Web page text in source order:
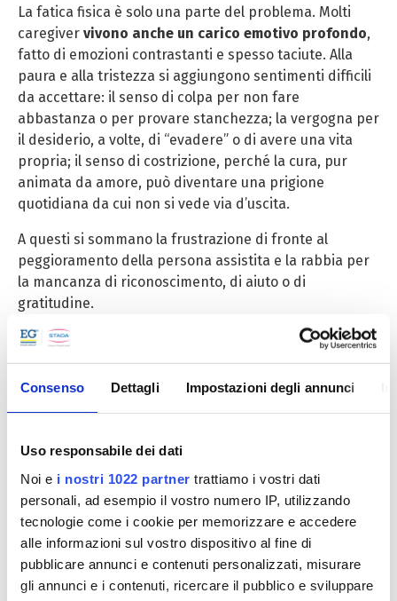
Consenso Dettagli Impostazioni degli annunci
Uso responsabile dei dati
Noi e i nostri 1022 partner trattiamo i vostri dati
personali, ad esempio il vostro numero IP, utilizzando
tecnologie come i cookie per memorizzare e accedere
alle informazioni sul vostro dispositivo al fine di
pubblicare annunci e contenuti personalizzati, misurare
gli annunci e i contenuti, ricercare il pubblico e sviluppare
La fatica fisica è solo una parte del problema. Molti
caregiver vivono anche un carico emotivo profondo,
fatto di emozioni contrastanti e spesso taciute. Alla
paura e alla tristezza si aggiungono sentimenti difficili
da accettare: il senso di colpa per non fare
abbastanza o per provare stanchezza; la vergogna per
il desiderio, a volte, di “evadere” o di avere una vita
propria; il senso di costrizione, perché la cura, pur
animata da amore, può diventare una prigione
quotidiana da cui non si vede via d’uscita.
A questi si sommano la frustrazione di fronte al
peggioramento della persona assistita e la rabbia per
la mancanza di riconoscimento, di aiuto o di
gratitudine.
Molti caregiver non si concedono di esprimere queste
emozioni, temendo il giudizio o la disapprovazione. Ma
riconoscerle è fondamentale
: solo accettando la
Accanto ai familiari ci sono i caregiver professionali —
operatori socio-sanitari, infermieri, assistenti
domiciliari, educatori. Per loro la motivazione nasce
spesso da una vocazione umana e professionale, dal
desiderio di aiutare e dare senso al proprio lavoro.
Tuttavia, anche in questo contesto la relazione di cura
può diventare pesante.